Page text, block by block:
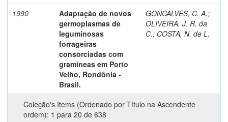
1990
Adaptação de novos
germoplasmas de
leguminosas
forrageiras
consorciadas com
gramíneas em Porto
Velho, Rondônia -
Brasil.
GONCALVES, C. A.;
OLIVEIRA, J. R. da
C.; COSTA, N. de L.
Coleção's Items (Ordenado por Título na Ascendente
ordem): 1 para 20 de 638